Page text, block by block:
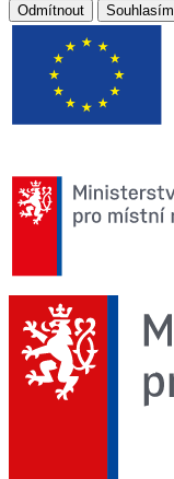
Odmítnout Souhlasím